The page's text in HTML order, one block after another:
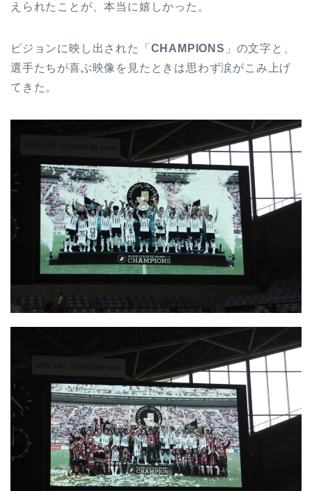
えられたことが、本当に嬉しかった。
ビジョンに映し出された「 CHAMPIONS 」の文字と、
選手たちが喜ぶ映像を見たときは思わず涙がこみ上げ
てきた。